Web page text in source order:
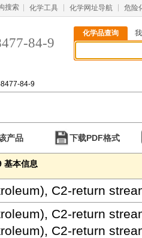
搜索 化学工具 化学网址导航 危险
84-9
化学品查询
84-9
产品 下载PDF格式
基本信息
C2-return
C2-return
C2-return